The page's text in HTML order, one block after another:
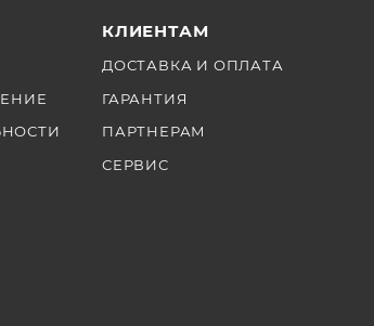
КЛИЕНТАМ
ДОСТАВКА И ОПЛАТА
ГАРАНТИЯ
ПАРТНЕРАМ
СЕРВИС